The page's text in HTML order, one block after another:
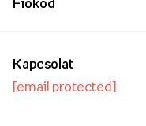
Kapcsolat
[email protected]
Fiókod